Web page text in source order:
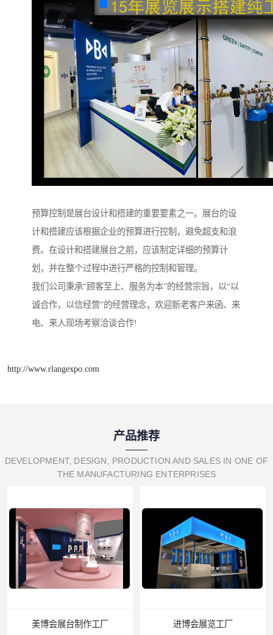
预算控制是展台设计和搭建的重要要素之一。展台的设
计和搭建应该根据企业的预算进行控制，避免超支和浪
费。在设计和搭建展台之前，应该制定详细的预算计
划，并在整个过程中进行严格的控制和管理。
我们公司秉承“顾客至上、服务为本”的经营宗旨，以“以
诚合作，以信经营”的经营理念，欢迎新老客户来函、来
电、来人现场考察洽谈合作!
http://www.rlangexpo.com
产品推荐
DEVELOPMENT, DESIGN, PRODUCTION AND SALES IN ONE OF
THE MANUFACTURING ENTERPRISES
进博会展览工厂